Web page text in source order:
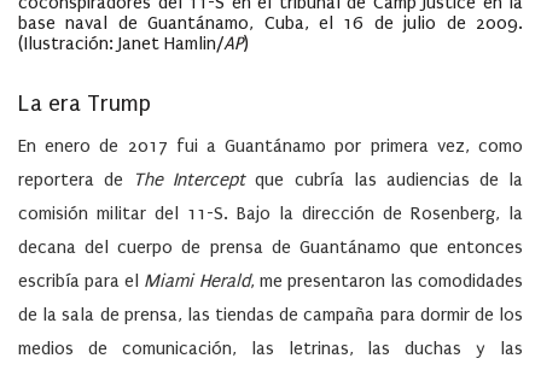
base naval de Guantánamo, Cuba, el 16 de julio de 2009.
(Ilustración: Janet Hamlin/AP)
La era Trump
En enero de 2017 fui a Guantánamo por primera vez, como
reportera de
The Interceptque cubría las audiencias de la
comisión militar del 11-S. Bajo la dirección de Rosenberg, la
decana del cuerpo de prensa de Guantánamo que entonces
escribía para el Miami Herald, me presentaron las comodidades
de la sala de prensa, las tiendas de campaña para dormir de los
medios de comunicación, las letrinas, las duchas y las